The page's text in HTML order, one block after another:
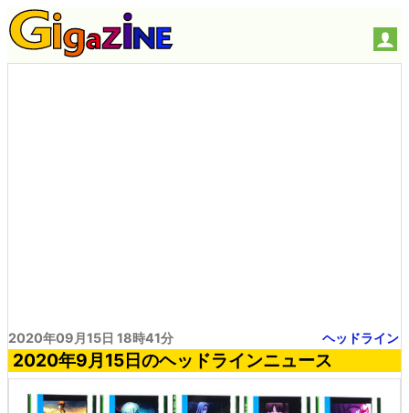
2020年09月15日 18時41分 ヘッドライン
2020年9月15日のヘッドラインニュース